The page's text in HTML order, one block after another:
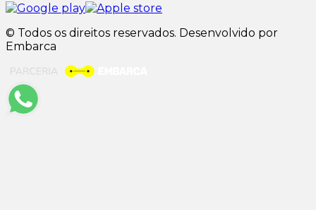
© Todos os direitos reservados. Desenvolvido por
Embarca